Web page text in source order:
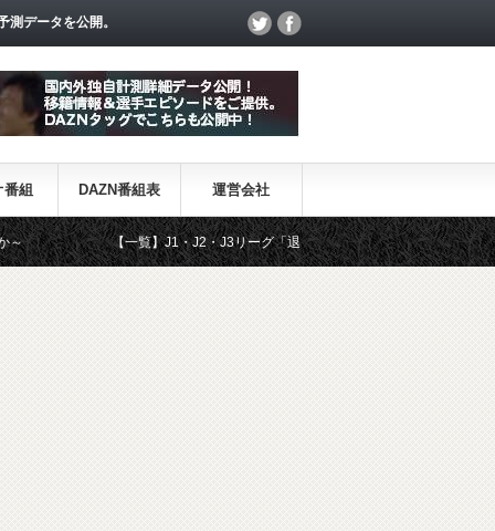
データを公開。
番組 DAZN番組表 運営会社
【一覧】J1・J2・J3リーグ「退団・戦力外選手＆新加入選手」